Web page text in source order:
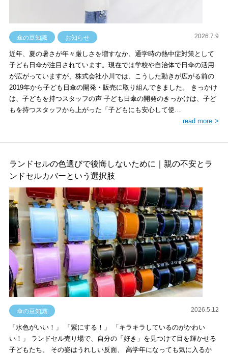
傘の豆知識 お知らせ 2026.7.9
近年、夏の暑さが年々厳しさを増すなか、通学時の熱中症対策として
子ども日傘が注目されています。現在では学校や自治体で日傘の活用
が広がっていますが、株式会社小川では、こうした動きが広がる前の
2019年から子ども日傘の開発・販売に取り組んできました。 きっかけ
は、子どもを持つスタッフの声 子ども日傘の開発のきっかけは、子ど
もを持つスタッフから上がった「子どもにも安心して使…
read more
ランドセルの色選びで後悔しないために｜親の不安とラ
ンドセルカバーという選択肢
傘の豆知識 2026.5.12
「水色がいい！」 「紫にする！」 「キラキラしているのがかわい
い！」 ランドセル売り場で、自分の「好き」を見つけて目を輝かせる
子どもたち。 その姿はうれしい反面、 高学年になっても気に入るか